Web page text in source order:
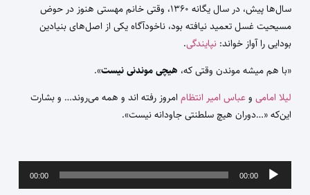
سال‌ها پیش،‌ در سال یگانه ۱۳۶۰، وقتی خانم مهستی هنوز در حوض
مسیحیت غسل تعمید نیافته بود، ناخودآگاه یکی از اصل‌های بنیادین
بودایی را آواز خواند: نپایندگی.
«با هم میشه موندن وقتی که، هیچی موندنی نیست».
لیلا امامیوعباس امیر انتظامامروز رفته اند و همه می‌روند… و بشارت
این‌که «…دوران هیچ سلطنتی جاودانه نیست».
پخش‌کننده
صوت
00:00
00:00